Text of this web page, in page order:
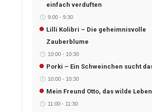
einfach verduften
9:00- 9:30
Lilli Kolibri – Die geheimnisvolle
Zauberblume
10:00- 10:30
Porki – Ein Schweinchen sucht
10:00- 10:30
Mein Freund Otto, das wilde
11:00- 11:30